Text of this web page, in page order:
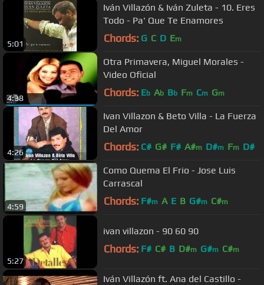
5:01
Iván Villazón & Iván Zuleta - 10. Eres
Todo - Pa' Que Te Enamores
Chords: G C D Em
4:38
Otra Primavera, Miguel Morales -
Video Oficial
Chords: Eb Ab Bb Fm Cm Gm
4:26
Ivan Villazon & Beto Villa - La Fuerza
Del Amor
Chords: C# G# F# A#m D#m Fm D#
4:59
Como Quema El Frio - Jose Luis
Carrascal
Chords: F#m A E B G#m C#m
5:27
ivan villazon - 90 60 90
Chords: F# C# B D#m G#m C#m
Iván Villazón ft. Ana del Castillo -